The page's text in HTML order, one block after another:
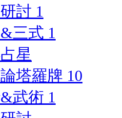
討 1
三式 1
星
塔羅牌 10
武術 1